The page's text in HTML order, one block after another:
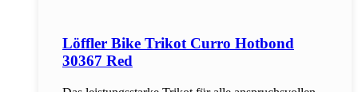
Löffler Bike Trikot Curro Hotbond
30367 Red